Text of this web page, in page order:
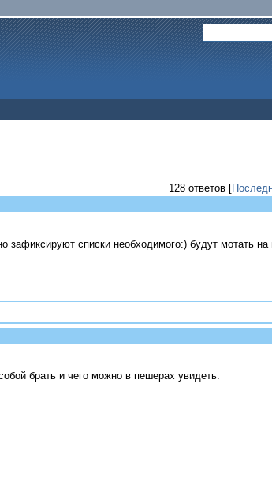
128 ответов [
зафиксируют списки необходимого:) будут мотать на
брать и чего можно в пешерах увидеть.